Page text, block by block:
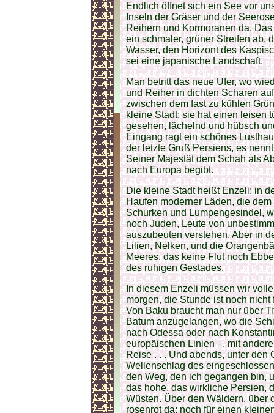
Endlich öffnet sich ein See vor
Inseln der Gräser und der
Reihern und Kormoranen da.
ein schmaler, grüner Streifen ab,
Wasser, den Horizont des
sei eine japanische Landschaft.
Man betritt das neue Ufer, wo
und Reiher in dichten Scharen
zwischen dem fast zu kühlen
kleine Stadt; sie hat einen leisen
gesehen, lächelnd und hübsch
Eingang ragt ein schönes
der letzte Gruß Persiens, es
Seiner Majestät dem Schah als
nach Europa begibt.
Die kleine Stadt heißt Enzeli; in
Haufen moderner Läden, die
Schurken und Lumpengesindel,
noch Juden, Leute von
auszubeuten verstehen. Aber in
Lilien, Nelken, und die
Meeres, das keine Flut noch
des ruhigen Gestades.
In diesem Enzeli müssen wir
morgen, die Stunde ist noch
Von Baku braucht man nur über
Batum anzugelangen, wo die
nach Odessa oder nach
europäischen Linien –, mit
Reise . . . Und abends, unter den
Wellenschlag des
den Weg, den ich gegangen bin,
das hohe, das wirkliche Persien,
Wüsten. Über den Wäldern, über
rosenrot da; noch für einen